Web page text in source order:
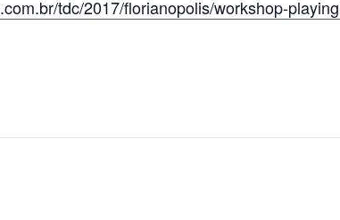
.com.br/tdc/2017/florianopolis/workshop-